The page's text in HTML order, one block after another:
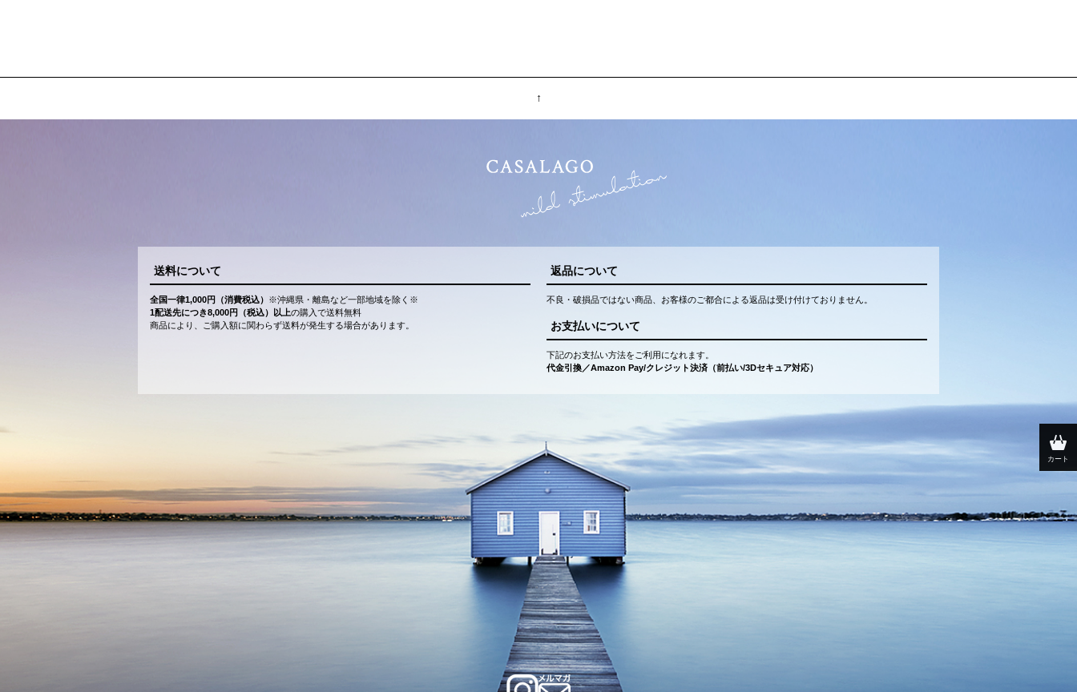
カート
↑
送料について
全国一律1,000円（消費税込） ※沖縄県・離島など一部地域を除く※
1配送先につき8,000円（税込）以上の購入で送料無料
商品により、ご購入額に関わらず送料が発生する場合があります。
返品について
不良・破損品ではない商品、お客様のご都合による返品は受け付けておりません。
お支払いについて
下記のお支払い方法をご利用になれます。
代金引換／Amazon Pay/クレジット決済（前払い/3Dセキュア対応）